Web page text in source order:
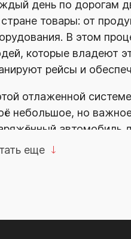
день по дорогам
товары: от
В этом
которые владеют
рейсы и
отлаженной
небольшое, но
автомобиль
с дорожными
дилером
еще